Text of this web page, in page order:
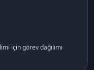
için görev dağılımı